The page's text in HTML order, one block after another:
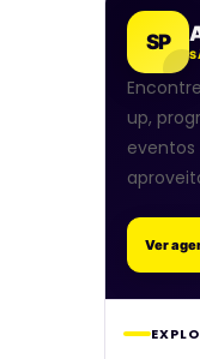
SP
up,
eventos
Ver